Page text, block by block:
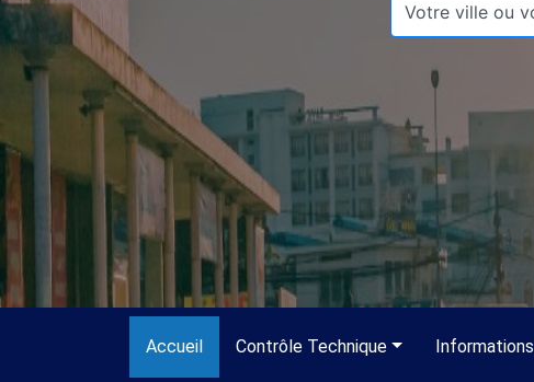
Accueil(current)Contrôle Technique Informations